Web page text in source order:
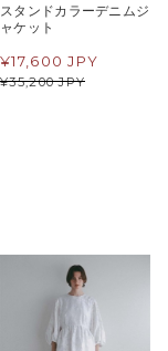
スタンドカラーデニムジ
ャケット
¥35,200 JPY
¥17,600 JPY